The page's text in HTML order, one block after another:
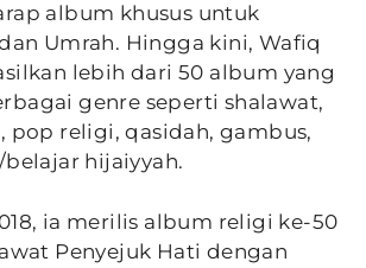
album khusus untuk
Umrah. Hingga kini, Wafiq
lebih dari 50 album yang
genre seperti shalawat,
pop religi, qasidah, gambus,
hijaiyyah.
ia merilis album religi ke-50
Penyejuk Hati dengan